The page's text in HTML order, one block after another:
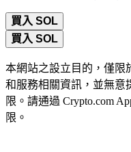
買入 SOL
買入 SOL
本網站之設立目的，僅限
和服務相關資訊，並無意
限。請通過 Crypto.com
限。